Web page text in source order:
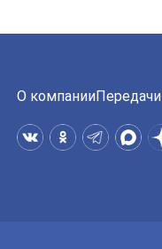
О компанииПередачи